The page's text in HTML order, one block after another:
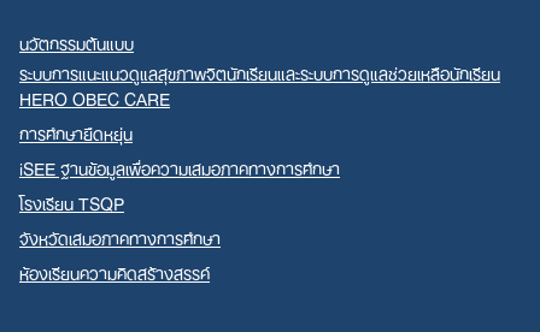
นวัตกรรมต้นแบบ
ระบบการแนะแนวดูแลสุขภาพจิตนักเรียนและระบบการดูแลช่วยเหลือนักเรียน
HERO OBEC CARE
การศึกษายืดหยุ่น
iSEE ฐานข้อมูลเพื่อความเสมอภาคทางการศึกษา
โรงเรียน TSQP
จังหวัดเสมอภาคทางการศึกษา
ห้องเรียนความคิดสร้างสรรค์